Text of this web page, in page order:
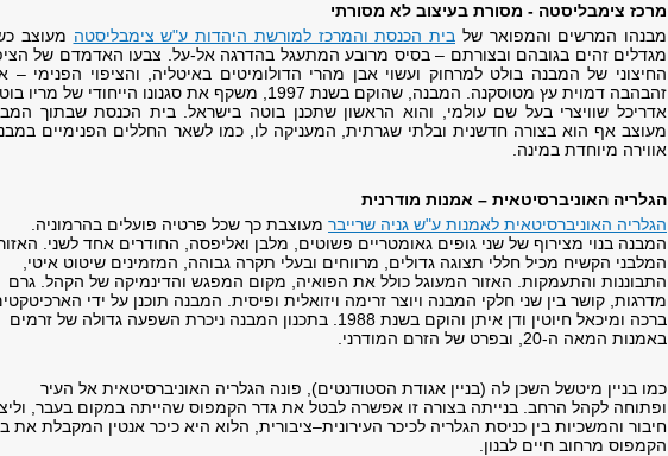
מרכז צימבליסטה - מסורת בעיצוב לא מסורתי
מבנהו המרשים והמפואר של בית הכנסת והמרכז למורשת היהדות ע"ש צימבליסטה מעוצב
מגדלים זהים בגובהם ובצורתם – בסיס מרובע המתעגל בהדרגה אל-על. צבעו האדמדם של
החיצוני של המבנה בולט למרחוק ועשוי אבן מהרי הדולומיטים באיטליה, והציפוי הפנימי –
זהבהבה דמוית עץ מטוסקנה. המבנה, שהוקם בשנת 1997, משקף את סגנונו הייחודי של מריו
אדריכל שוויצרי בעל שם עולמי, והוא הראשון שתכנן בוטה בישראל. בית הכנסת שבתוך
מעוצב אף הוא בצורה חדשנית ובלתי שגרתית, המעניקה לו, כמו לשאר החללים הפנימיים
אווירה מיוחדת במינה.
הגלריה האוניברסיטאית – אמנות מודרנית
הגלריה האוניברסיטאית לאמנות ע"ש גניה שרייבר מעוצבת כך שכל פרטיה פועלים בהרמוניה.
המבנה בנוי מצירוף של שני גופים גאומטריים פשוטים, מלבן ואליפסה, החודרים אחד לשני.
המלבני הקשיח מכיל חללי תצוגה גדולים, מרווחים ובעלי תקרה גבוהה, המזמינים שיטוט איטי,
התבוננות והתעמקות. האזור המעוגל כולל את הפואיה, מקום המפגש והדינמיקה של הקהל. גרם
מדרגות, קושר בין שני חלקי המבנה ויוצר זרימה ויזואלית ופיסית. המבנה תוכנן על ידי
ברכה ומיכאל חיוטין ודן איתן והוקם בשנת 1988. בתכנון המבנה ניכרת השפעה גדולה של זרמים
באמנות המאה ה-20, ובפרט של הזרם המודרני.
כמו בניין מיטשל השכן לה (בניין אגודת הסטודנטים), פונה הגלריה האוניברסיטאית אל העיר
ופתוחה לקהל הרחב. בנייתה בצורה זו אפשרה לבטל את גדר הקמפוס שהייתה במקום בעבר,
חיבור והמשכיות בין כניסת הגלריה לכיכר העירונית–ציבורית, הלוא היא כיכר אנטין המקבלת את
הקמפוס מרחוב חיים לבנון.